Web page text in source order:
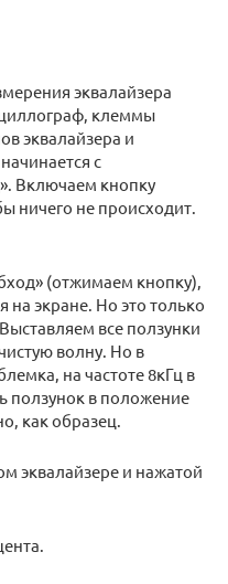
эквалайзера
клеммы
эквалайзера и
с
Включаем кнопку
ничего не происходит.
(отжимаем кнопку),
на экране. Но это только
все ползунки
волну. Но в
на частоте 8кГц в
ползунок в положение
как образец.
эквалайзере и нажатой